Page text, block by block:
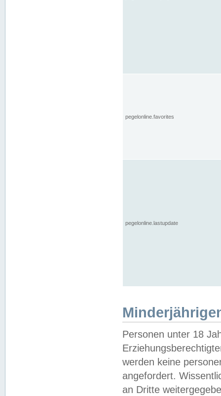
pegelonline.favorites
pegelonline.lastupdate
Personen unter 18
werden keine
angefordert.
an Dritte